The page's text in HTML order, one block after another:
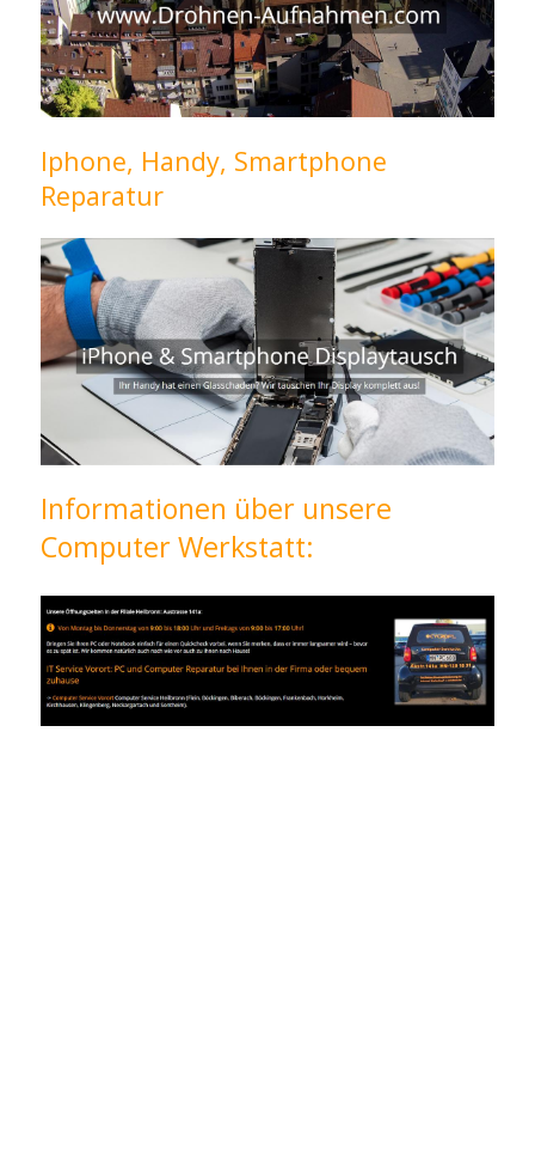
Iphone, Handy, Smartphone
Reparatur
Informationen über unsere
Computer Werkstatt: